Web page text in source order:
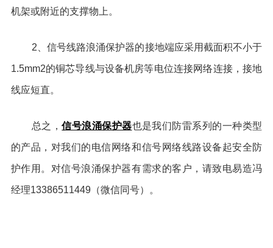
机架或附近的支撑物上。
2、信号线路浪涌保护器的接地端应采用截面积不小于
1.5mm2的铜芯导线与设备机房等电位连接网络连接，接地
线应短直。
总之，信号浪涌保护器也是我们防雷系列的一种类型
的产品，对我们的电信网络和信号网络线路设备起安全防
护作用。对信号浪涌保护器有需求的客户，请致电易造冯
经理13386511449（微信同号）。